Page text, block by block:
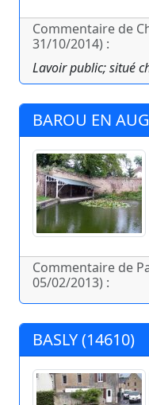
Commentaire de
31/10/2014) :
Lavoir public; situé
BAROU EN
Commentaire de
05/02/2013) :
BASLY (14610)